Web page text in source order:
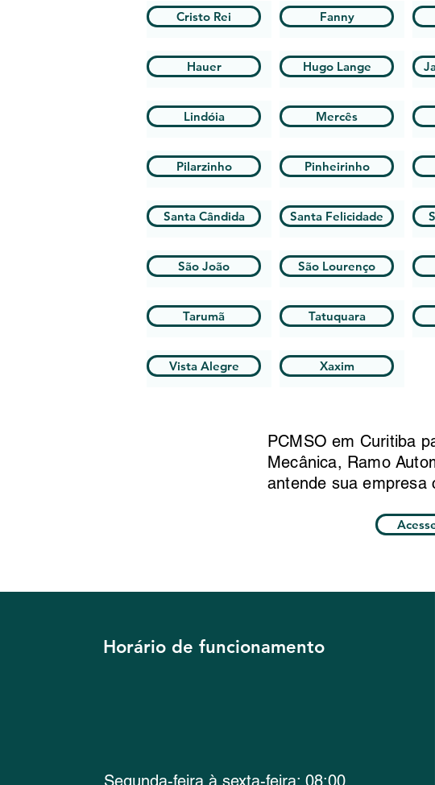
Cristo Rei
Hauer
Lindóia
Pilarzinho
Santa Cândida
São João
Tarumã
Vista Alegre
Fanny
Hugo Lange
Mercês
Pinheirinho
Santa Felicidade
São Lourenço
Tatuquara
Xaxim
PCMSO em Curitiba
Mecânica, Ramo
antende sua empresa
Horário de funcionamento
Segunda-feira à sexta-feira: 08:00